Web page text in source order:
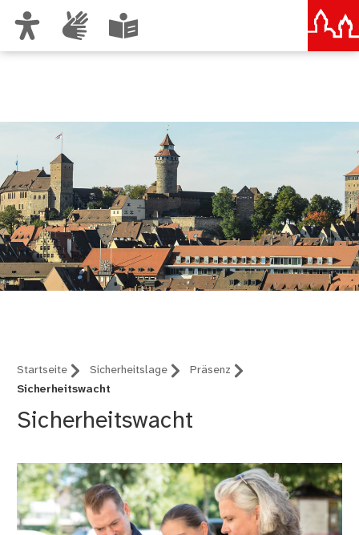
Startseite Sicherheitslage
Präsenz
Sicherheitswacht
Sicherheitswacht